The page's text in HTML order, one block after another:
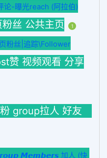
论-曝光reach (阿拉伯)
丝 公共主页 1
粉丝|追踪\Follower
赞 视频观看 分享
group拉人 好友
𝙈𝙚𝙢𝙗𝙚𝙧𝙨 加人 (快